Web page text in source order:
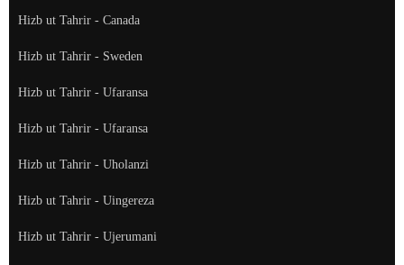
Hizb ut Tahrir - Canada
Hizb ut Tahrir - Sweden
Hizb ut Tahrir - Ufaransa
Hizb ut Tahrir - Ufaransa
Hizb ut Tahrir - Uholanzi
Hizb ut Tahrir - Uingereza
Hizb ut Tahrir - Ujerumani